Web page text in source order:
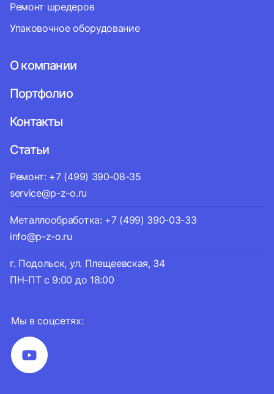
Мы в соцсетях:
Ремонт шредеров
Упаковочное оборудование
О компании
Портфолио
Контакты
Статьи
Ремонт: +7 (499) 390-08-35
service@p-z-o.ru
Металлообработка: +7 (499) 390-03-33
info@p-z-o.ru
г. Подольск, ул. Плещеевская, 34
ПН-ПТ с 9:00 до 18:00